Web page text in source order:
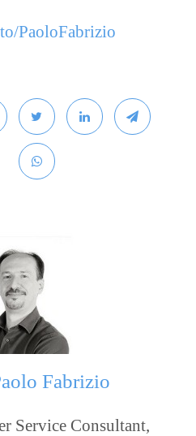
PaoloFabrizio
Fabrizio
Service Consultant,